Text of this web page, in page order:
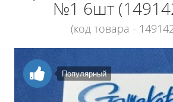
№1 6шт
(код товара -
Популярный